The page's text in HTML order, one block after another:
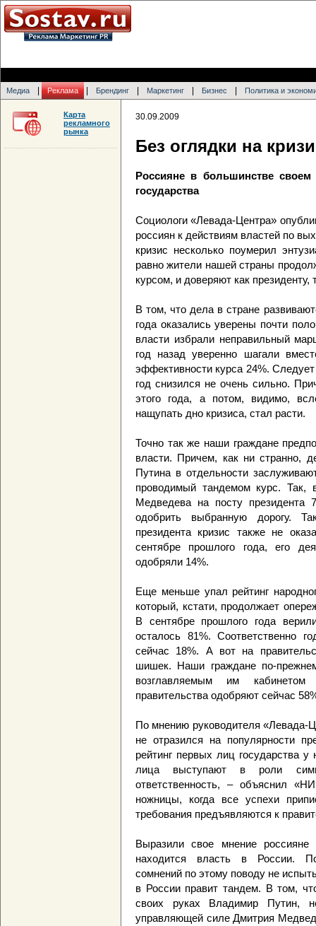
Медиа Реклама Брендинг Маркетинг Бизнес Политика и
30.09.2009
Без оглядки на
Россияне в большинстве
государства
Социологи «Левада-Центра»
россиян к действиям властей по
кризис несколько поумерил
равно жители нашей страны
курсом, и доверяют как президенту,
В том, что дела в стране
года оказались уверены почти
власти избрали неправильный
год назад уверенно шагали
эффективности курса 24%.
год снизился не очень сильно.
этого года, а потом, видимо,
нащупать дно кризиса, стал расти.
Точно так же наши граждане
власти. Причем, как ни странно,
Путина в отдельности
проводимый тандемом курс. Так,
Медведева на посту президента
одобрить выбранную дорогу.
президента кризис также не
сентябре прошлого года, его
одобряли 14%.
Еще меньше упал рейтинг
который, кстати, продолжает
В сентябре прошлого года
осталось 81%. Соответственно
сейчас 18%. А вот на
шишек. Наши граждане по-
возглавляемым им кабинетом
правительства одобряют сейчас
По мнению руководителя «Левада-
не отразился на популярности
рейтинг первых лиц государства
лица выступают в роли
ответственность, – объяснил
ножницы, когда все успехи
требования предъявляются к
Выразили свое мнение
находится власть в России.
сомнений по этому поводу не
в России правит тандем. В том,
своих руках Владимир Путин,
управляющей силе Дмитрия
Карта
рекламного
рынка